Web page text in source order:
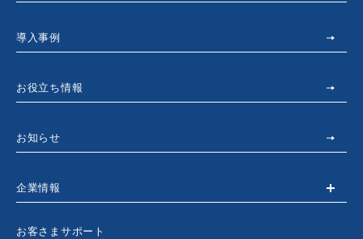
導入事例
お役立ち情報
お知らせ
企業情報
お客さまサポート